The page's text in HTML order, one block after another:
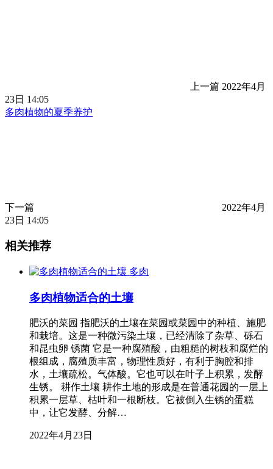
上一篇 2022年4月
23日 14:05
多肉植物的夏季养护
下一篇
2022年4月
23日 14:05
相关推荐
多肉
多肉植物适合的土壤
肥沃的菜园 指肥沃的土壤在菜园或菜园中的种植、施肥
和栽培。这是一种微污染土壤，已经清除了杂草、砾石
和昆虫卵 锈菌 它是一种腐殖酸，由粗糙的树枝和腐烂的
根组成，腐殖质丰富，物理性质好，有利于胸腔和排
水，土壤疏松。气体酸。它也可以在叶子上积累，发酵
生锈。 耕作土壤 耕作土地的形成是在普通花园的一层上
积累一层草、枯叶和一根断枝。它被倒入生锈的蛋糕
中，让它发酵、分解…
2022年4月23日